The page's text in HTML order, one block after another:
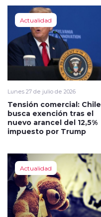
Actualidad
Lunes 27 de julio de 2026
Tensión comercial: Chile
busca exención tras el
nuevo arancel del 12,5%
impuesto por Trump
Actualidad